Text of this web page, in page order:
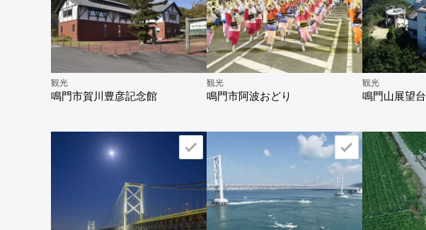
観光
鳴門市賀川豊彦記念館
観光
鳴門市阿波おどり
観光
鳴門山展望台